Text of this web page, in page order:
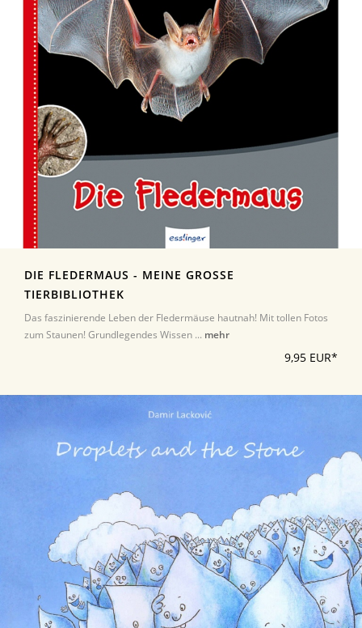
DIE FLEDERMAUS - MEINE GROSSE T
IERBIBLIOTHEK
Das faszinierende Leben der Fledermäuse hautnah! Mit tollen Fotos
zum Staunen! Grundlegendes Wissen ... mehr
9,95 EUR*